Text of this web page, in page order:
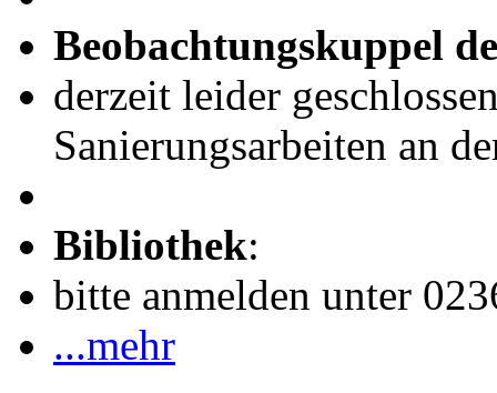
Beobachtungskuppel
derzeit leider
Sanierungsarbeiten an
Bibliothek:
bitte anmelden unter
...mehr